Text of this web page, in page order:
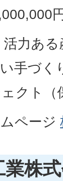
円
活力あ
手づく
クト（
ページ
業株